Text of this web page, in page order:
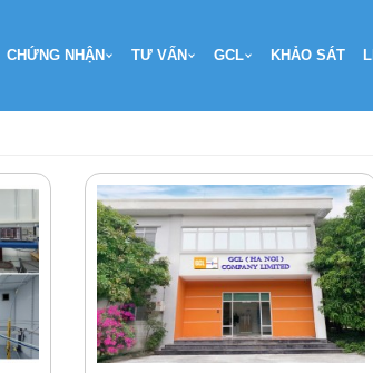
CHỨNG NHẬN TƯ VẤN GCL KHẢO SÁT